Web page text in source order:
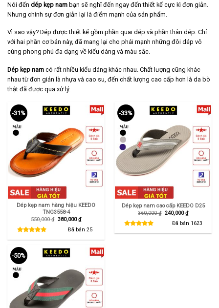
Nói đến dép kẹp nam bạn sẽ nghĩ đến ngay đến thiết kế cực kì đơn giản.
Nhưng chính sự đơn giản lại là điểm mạnh của sản phẩm.
Vì sao vậy? Dép được thiết kế gồm phần quai dép và phần thân dép. Chỉ
với hai phần cơ bản này, đã mang lại cho phái mạnh những đôi dép vô
cùng phong phú đa dạng về kiểu dáng và màu sắc.
Dép kẹp nam có rất nhiều kiểu dáng khác nhau. Chất lượng cũng khác
nhau từ đơn giản là nhựa và cao su, đến chất lượng cao cấp hơn là da bò
thật đã được qua xử lý.
-31%
Dép kẹp nam hàng hiệu KEEDO
TNG3558-4
550,000₫ Giá
550,000 ₫.
380,000₫Giá
hiện
tại
là:
Đã bán 25
-33%
Dép kẹp nam cao cấp KEEDO D25
360,000₫ Giá
360,000 ₫.
240,000₫Giá
hiện
tại
là:
Đã bán 1623
-50%